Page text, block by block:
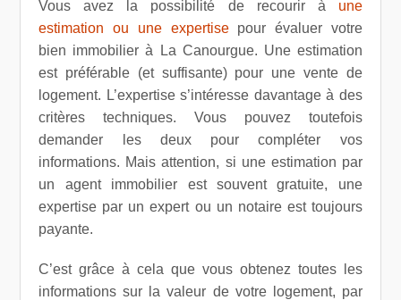
Vous avez la possibilité de recourir à une
estimation ou une expertisepour évaluer votre
bien immobilier à La Canourgue. Une estimation
est préférable (et suffisante) pour une vente de
logement. L’expertise s’intéresse davantage à des
critères techniques. Vous pouvez toutefois
demander les deux pour compléter vos
informations. Mais attention, si une estimation par
un agent immobilier est souvent gratuite, une
expertise par un expert ou un notaire est toujours
payante.
C’est grâce à cela que vous obtenez toutes les
informations sur la valeur de votre logement, par